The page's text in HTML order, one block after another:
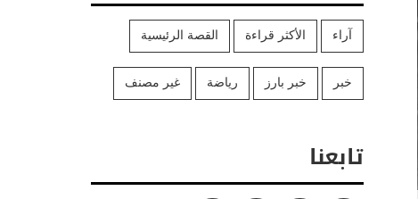
آراء الأكثر قراءة القصة الرئيسية
خبر خبر بارز رياضة غير مصنف
تابعنا